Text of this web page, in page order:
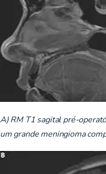
A) RM T1 sagital pré-
um grande meningioma